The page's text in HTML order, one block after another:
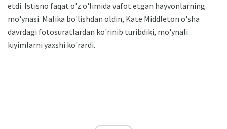
etdi. Istisno faqat o'z o'limida vafot etgan hayvonlarning
mo'ynasi. Malika bo'lishdan oldin, Kate Middleton o'sha
davrdagi fotosuratlardan ko'rinib turibdiki, mo'ynali
kiyimlarni yaxshi ko'rardi.